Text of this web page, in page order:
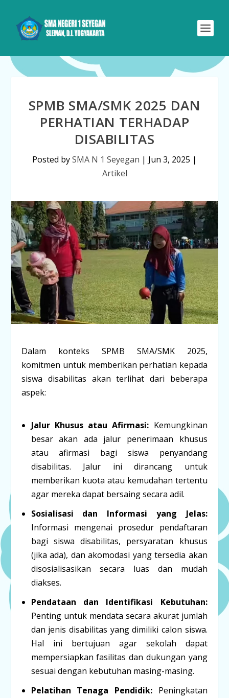
SPMB SMA/SMK 2025 DAN
PERHATIAN TERHADAP
DISABILITAS
Posted bySMA N 1 Seyegan | Jun 3, 2025 |
Artikel
Dalam konteks SPMB SMA/SMK 2025,
komitmen untuk memberikan perhatian kepada
siswa disabilitas akan terlihat dari beberapa
aspek:
Jalur Khusus atau Afirmasi: Kemungkinan
besar akan ada jalur penerimaan khusus
atau afirmasi bagi siswa penyandang
disabilitas. Jalur ini dirancang untuk
memberikan kuota atau kemudahan tertentu
agar mereka dapat bersaing secara adil.
Sosialisasi dan Informasi yang Jelas:
Informasi mengenai prosedur pendaftaran
bagi siswa disabilitas, persyaratan khusus
(jika ada), dan akomodasi yang tersedia akan
disosialisasikan secara luas dan mudah
diakses.
Pendataan dan Identifikasi Kebutuhan:
Penting untuk mendata secara akurat jumlah
dan jenis disabilitas yang dimiliki calon siswa.
Hal ini bertujuan agar sekolah dapat
mempersiapkan fasilitas dan dukungan yang
sesuai dengan kebutuhan masing-masing.
Pelatihan Tenaga Pendidik:Peningkatan